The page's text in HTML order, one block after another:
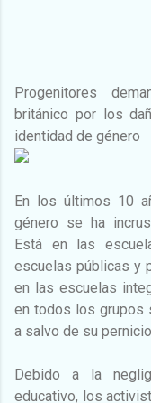
Progenitores
británico por los
identidad de género
En los últimos 10
género se ha
Está en las
escuelas públicas y
en las escuelas
en todos los grupos
a salvo de su
Debido a la
educativo, los